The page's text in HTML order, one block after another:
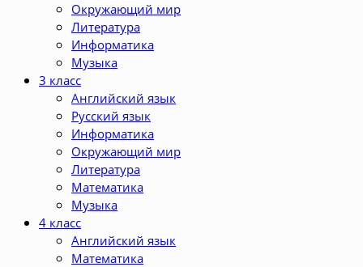
Окружающий мир
Литература
Информатика
Музыка
3 класс
Английский язык
Русский язык
Информатика
Окружающий мир
Литература
Математика
Музыка
4 класс
Английский язык
Математика